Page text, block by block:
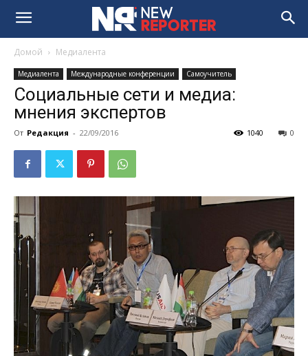
Домой Медиалента
Медиалента Международные конференции Самоучитель
Социальные сети и медиа:
мнения экспертов
От Редакция - 22/09/2016 0
1040